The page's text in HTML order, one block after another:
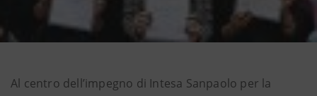
Al centro dell’impegno di Intesa Sanpaolo per la